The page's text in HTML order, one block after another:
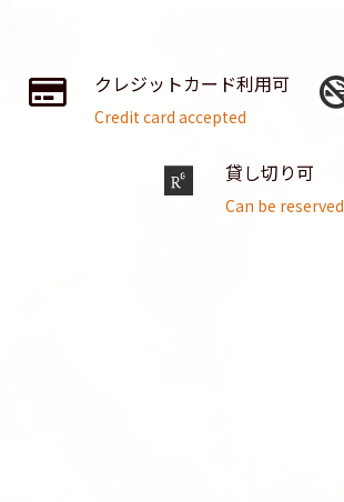
クレジットカード利用可
Credit card accepted
貸し切り可
Can be reserved